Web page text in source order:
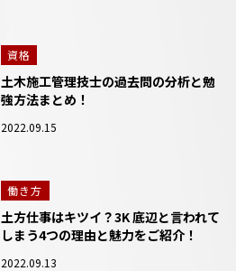
資格
土木施工管理技士の過去問の分析と勉
強方法まとめ！
2022.09.15
働き方
土方仕事はキツイ？3K 底辺と言われて
しまう4つの理由と魅力をご紹介！
2022.09.13